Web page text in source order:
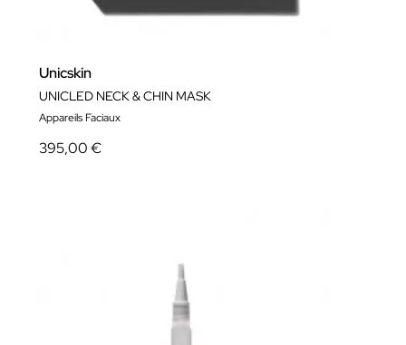
Unicskin
UNICLED NECK & CHIN MASK
Appareils Faciaux
395,00 €